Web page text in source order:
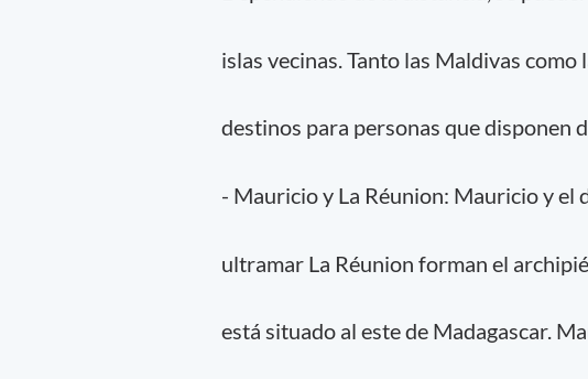
islas vecinas. Tanto las Maldivas
destinos para personas que disponen
- Mauricio y La Réunion: Mauricio y el
ultramar La Réunion forman el
está situado al este de Madagascar.